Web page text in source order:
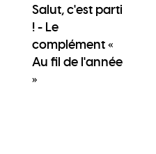
Salut, c'est parti
! - Le
complément «
Au fil de l'année
»